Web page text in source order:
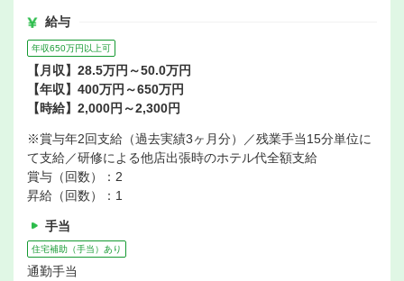
給与
年収650万円以上可
【月収】28.5万円～50.0万円
【年収】400万円～650万円
【時給】2,000円～2,300円
※賞与年2回支給（過去実績3ヶ月分）／残業手当15分単位に
て支給／研修による他店出張時のホテル代全額支給
賞与（回数）：2
昇給（回数）：1
手当
住宅補助（手当）あり
通勤手当